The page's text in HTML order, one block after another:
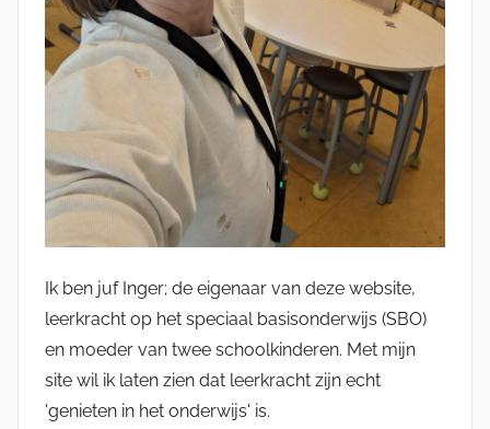
Ik ben juf Inger; de eigenaar van deze website,
leerkracht op het speciaal basisonderwijs (SBO)
en moeder van twee schoolkinderen. Met mijn
site wil ik laten zien dat leerkracht zijn echt
'genieten in het onderwijs' is.